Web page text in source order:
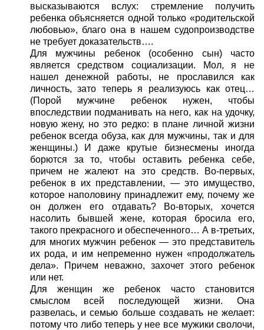
высказываются вслух: стремление получить
ребенка объясняется одной только «родительской
любовью», благо она в нашем судопроизводстве
не требует доказательств….
Для мужчины ребенок (особенно сын) часто
является средством социализации. Мол, я не
нашел денежной работы, не прославился как
личность, зато теперь я реализуюсь как отец…
(Порой мужчине ребенок нужен, чтобы
впоследствии подманивать на него, как на удочку,
новую жену, но это редко: в плане личной жизни
ребенок всегда обуза, как для мужчины, так и для
женщины.) И даже крутые бизнесмены иногда
борются за то, чтобы оставить ребенка себе,
причем не жалеют на это средств. Во-первых,
ребенок в их представлении, — это имущество,
которое наполовину принадлежит ему, почему же
он должен его отдавать? Во-вторых, хочется
насолить бывшей жене, которая бросила его,
такого прекрасного и обеспеченного… А в-третьих,
для многих мужчин ребенок — это представитель
их рода, и им непременно нужен «продолжатель
дела». Причем неважно, захочет этого ребенок
или нет.
Для женщин же ребенок часто становится
смыслом всей последующей жизни. Она
развелась, и семью больше создавать не желает:
потому что либо теперь у нее все мужики сволочи,